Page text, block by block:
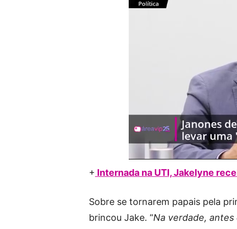
+ Internada na UTI, Jakelyne
Sobre se tornarem papais pela
brincou Jake. “Na verdade,